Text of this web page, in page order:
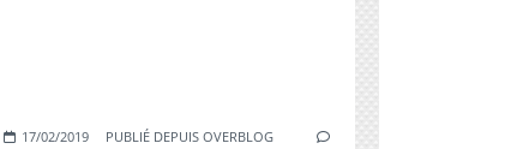
17/02/2019 PUBLIÉ DEPUIS OVERBLOG